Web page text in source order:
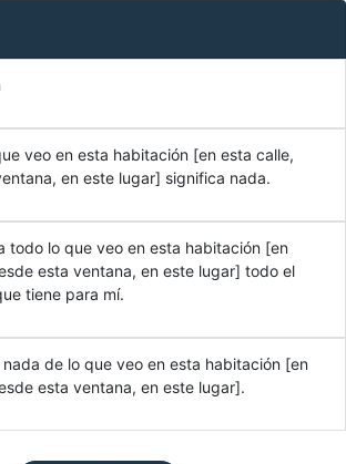
veo en esta habitación [en esta calle,
en este lugar] significa nada.
todo lo que veo en esta habitación [en
esta ventana, en este lugar] todo el
tiene para mí.
de lo que veo en esta habitación [en
esta ventana, en este lugar].